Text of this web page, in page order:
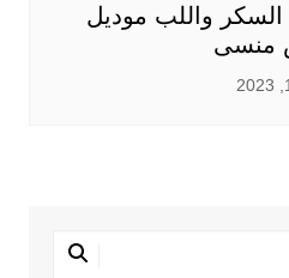
السكر واللب موديل